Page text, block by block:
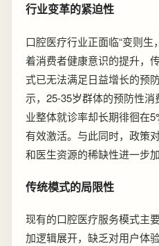
行业变革的紧迫性
口腔医疗行业正面临“变则
着消费者健康意识的提升，
式已无法满足日益增长的预
示，25-35岁群体的预防性
业整体就诊率却长期徘徊在
有效激活。与此同时，政策
和医生资源的稀缺性进一步
传统模式的局限性
现有的口腔医疗服务模式主
加逻辑展开，缺乏对用户体